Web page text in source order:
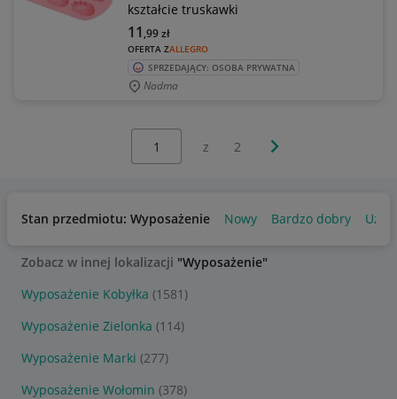
kształcie truskawki
OFERTA ZALLEGRO
11 ,99zł
SPRZEDAJĄCY: OSOBA PRYWATNA
Nadma
z 2 Następna strona
Stan przedmiotu: Wyposażenie Nowy Bardzo dobry
Zobacz w innej lokalizacji "Wyposażenie"
Wyposażenie Kobyłka (1581)
Wyposażenie Zielonka (114)
Wyposażenie Marki (277)
Wyposażenie Wołomin (378)